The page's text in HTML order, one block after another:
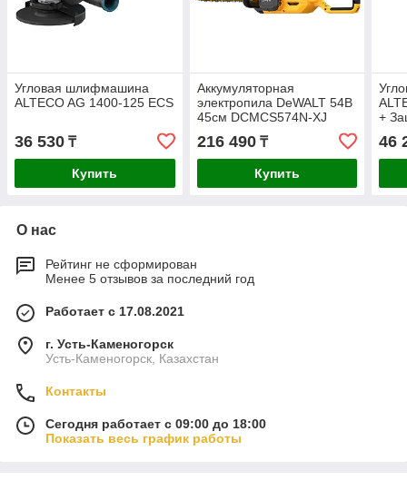
Угловая шлифмашина
ALTECO AG 1400-125 ECS
36 530 ₸
Купить
Аккумуляторная
электропила DeWALT 54В
45см DCMCS574N-XJ
216 490₸
Купить
+
46
О нас
Рейтинг не сформирован
Менее 5 отзывов за последний год
Работает с 17.08.2021
г. Усть-Каменогорск
Усть-Каменогорск, Казахстан
Контакты
Сегодня работает с 09:00 до 18:00
Показать весь график работы